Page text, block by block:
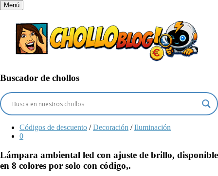
Menú
Buscador de chollos
Códigos de descuento / Decoración / Iluminación
0
Lámpara ambiental led con ajuste de brillo, disponible
en 8 colores por solo con código,.